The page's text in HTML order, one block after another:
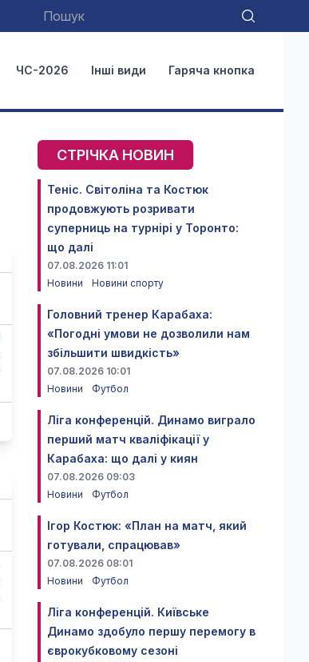
ЧС-2026 Інші види Гаряча кнопка
СТРІЧКА НОВИН
Теніс. Світоліна та Костюк
продовжують розривати
суперниць на турнірі у Торонто:
що далі
07.08.2026 11:01
Новини
Новини спорту
Головний тренер Карабаха:
«Погодні умови не дозволили нам
збільшити швидкість»
07.08.2026 10:01
Новини
Футбол
Ліга конференцій. Динамо виграло
перший матч кваліфікації у
Карабаха: що далі у киян
07.08.2026 09:03
Новини
Футбол
Ігор Костюк: «План на матч, який
готували, спрацював»
07.08.2026 08:01
Новини
Футбол
Ліга конференцій. Київське
Динамо здобуло першу перемогу в
єврокубковому сезоні